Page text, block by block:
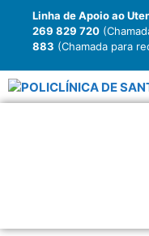
Linha de Apoio ao
269 829 720
883 (Chamada para